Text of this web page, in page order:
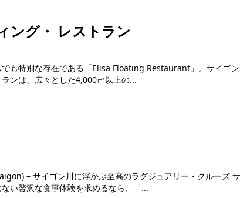
ング・ レストラン
も特別な存在である「Elisa Floating Restaurant」。サイゴ
ンは、広々とした4,000㎡以上の...
– サイゴン川に浮かぶ至高のラグジュアリー・クルーズ
い贅沢な食事体験を求めるなら、「...